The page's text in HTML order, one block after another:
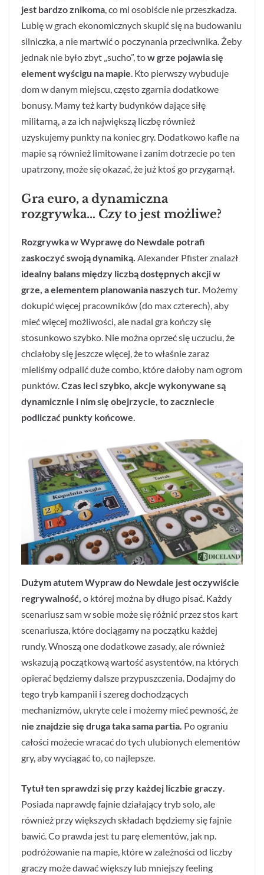
jest bardzo znikoma, co mi osobiście nie przeszkadza.
Lubię w grach ekonomicznych skupić się na budowaniu
silniczka, a nie martwić o poczynania przeciwnika. Żeby
jednak nie było zbyt „sucho”, tow grze pojawia się
element wyścigu na mapie. Kto pierwszy wybuduje
dom w danym miejscu, często zgarnia dodatkowe
bonusy. Mamy też karty budynków dające siłę
militarną, a za ich największą liczbę również
uzyskujemy punkty na koniec gry. Dodatkowo kafle na
mapie są również limitowane i zanim dotrzecie po ten
upatrzony, może się okazać, że już ktoś go przygarnął.
Gra euro, a dynamiczna
rozgrywka… Czy to jest możliwe?
Rozgrywka w Wyprawę do Newdale potrafi
zaskoczyć swoją dynamiką. Alexander Pfister znalazł
idealny balans między liczbą dostępnych akcji w
grze, a elementem planowania naszych tur. Możemy
dokupić więcej pracowników (do max czterech), aby
mieć więcej możliwości, ale nadal gra kończy się
stosunkowo szybko. Nie można oprzeć się uczuciu, że
chciałoby się jeszcze więcej, że to właśnie zaraz
mieliśmy odpalić duże combo, które dałoby nam ogrom
punktów.Czas leci szybko, akcje wykonywane są
dynamicznie i nim się obejrzycie, to zaczniecie
podliczać punkty końcowe.
Dużym atutem Wypraw do Newdale jest oczywiście
regrywalność, o której można by długo pisać. Każdy
scenariusz sam w sobie może się różnić przez stos kart
scenariusza, które dociągamy na początku każdej
rundy. Wnoszą one dodatkowe zasady, ale również
wskazują początkową wartość asystentów, na których
opierać będziemy dalsze przypuszczenia. Dodajmy do
tego tryb kampanii i szereg dochodzących
mechanizmów, ukryte cele i możemy mieć pewność, że
nie znajdzie się druga taka sama partia. Po ograniu
całości możecie wracać do tych ulubionych elementów
gry, aby wyciągać to, co najlepsze.
Tytuł ten sprawdzi się przy każdej liczbie graczy
Posiada naprawdę fajnie działający tryb solo, ale
również przy większych składach będziemy się fajnie
bawić. Co prawda jest tu parę elementów, jak np.
podróżowanie na mapie, które w zależności od liczby
graczy może dawać większy lub mniejszy feeling